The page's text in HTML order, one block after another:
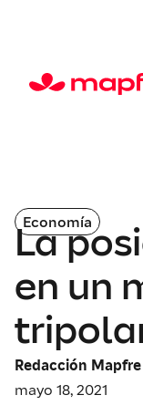
Economía
La
en un
Redacción Mapfre
mayo 18, 2021